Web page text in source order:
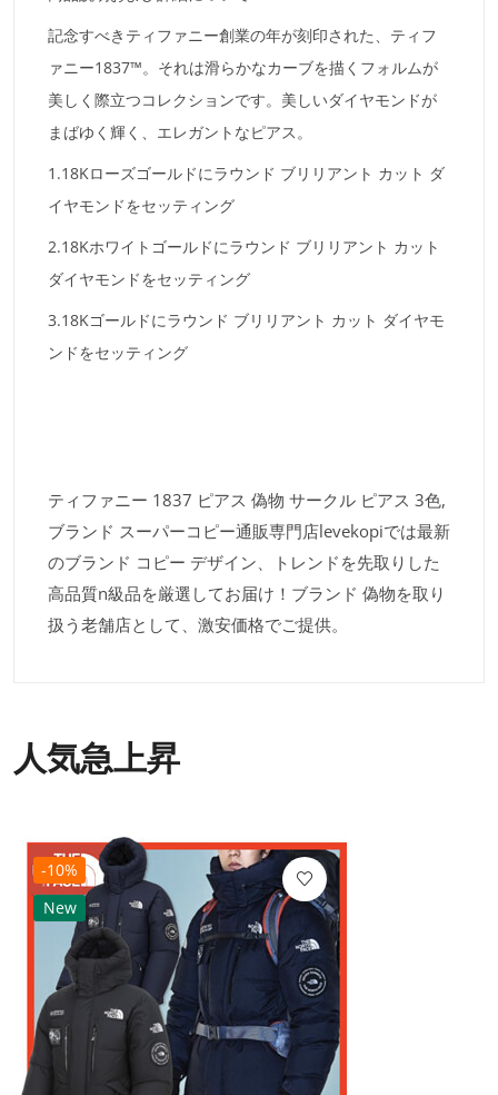
記念すべきティファニー創業の年が刻印された、ティフ
ァニー1837™。それは滑らかなカーブを描くフォルムが
美しく際立つコレクションです。美しいダイヤモンドが
まばゆく輝く、エレガントなピアス。
1.18Kローズゴールドにラウンド ブリリアント カット ダ
イヤモンドをセッティング
2.18Kホワイトゴールドにラウンド ブリリアント カット
ダイヤモンドをセッティング
3.18Kゴールドにラウンド ブリリアント カット ダイヤモ
ンドをセッティング
ティファニー 1837 ピアス 偽物 サークル ピアス 3色,
ブランド スーパーコピー通販専門店levekopiでは最新
のブランド コピー デザイン、トレンドを先取りした
高品質n級品を厳選してお届け！ブランド 偽物を取り
扱う老舗店として、激安価格でご提供。
人気急上昇
-10%
New